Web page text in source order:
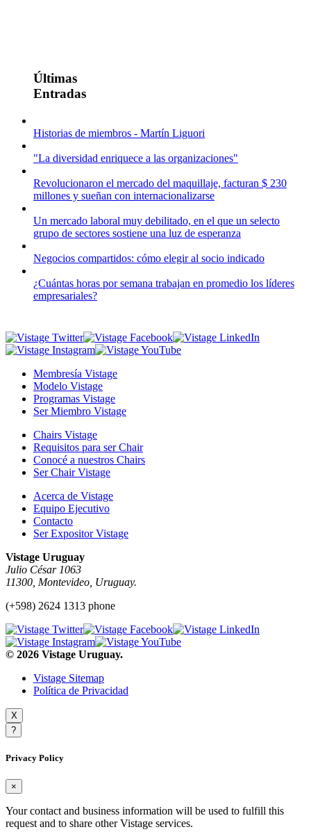
Últimas
Entradas
Historias de miembros - Martín Liguori
"La diversidad enriquece a las organizaciones"
Revolucionaron el mercado del maquillaje, facturan $ 230
millones y sueñan con internacionalizarse
Un mercado laboral muy debilitado, en el que un selecto
grupo de sectores sostiene una luz de esperanza
Negocios compartidos: cómo elegir al socio indicado
¿Cuántas horas por semana trabajan en promedio los líderes
empresariales?
Membresía Vistage
Modelo Vistage
Programas Vistage
Ser Miembro Vistage
Chairs Vistage
Requisitos para ser Chair
Conocé a nuestros Chairs
Ser Chair Vistage
Acerca de Vistage
Equipo Ejecutivo
Contacto
Ser Expositor Vistage
Vistage Uruguay
Julio César 1063
11300, Montevideo, Uruguay.
(+598) 2624 1313 phone
© 2026 Vistage Uruguay.
Vistage Sitemap
Política de Privacidad
X
?
Privacy Policy
×
Your contact and business information will be used to fulfill this
request and to share other Vistage services.